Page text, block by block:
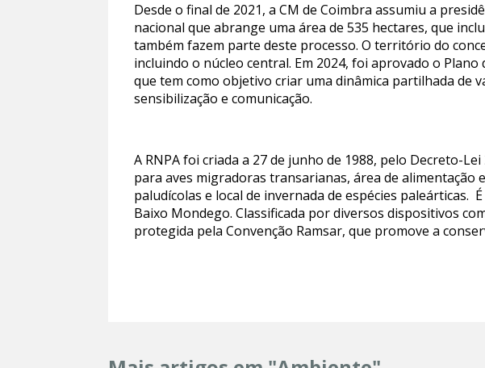
Desde o final de 2021, a CM de Coimbra assumiu a
nacional que abrange uma área de 535 hectares, que
também fazem parte deste processo. O território do
incluindo o núcleo central. Em 2024, foi aprovado o
que tem como objetivo criar uma dinâmica partilhada de
sensibilização e comunicação.
A RNPA foi criada a 27 de junho de 1988, pelo Decreto-
para aves migradoras transarianas, área de
paludícolas e local de invernada de espécies paleárticas.
Baixo Mondego. Classificada por diversos dispositivos
protegida pela Convenção Ramsar, que promove a